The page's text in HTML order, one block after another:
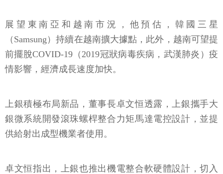
展望東南亞和越南市況，他預估，韓國三星
（Samsung）持續在越南擴大據點，此外，越南可望提
前擺脫COVID-19（2019冠狀病毒疾病，武漢肺炎）疫
情影響，經濟成長速度加快。
上銀積極布局新品，董事長卓文恒透露，上銀攜手大
銀微系統開發滾珠螺桿整合力矩馬達電控設計，並提
供給射出成型機業者使用。
卓文恒指出，上銀也推出機電整合軟硬體設計，切入